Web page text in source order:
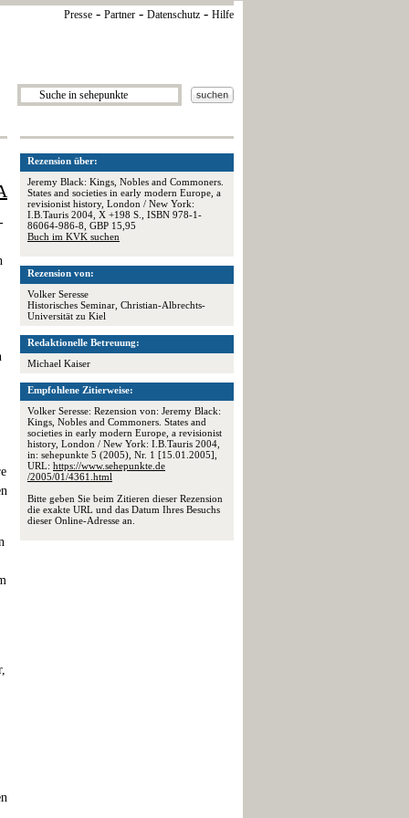
Presse - Partner - Datenschutz - Hilfe
Rezension über:
Jeremy Black: Kings, Nobles and Commoners.
States and societies in early modern Europe, a
revisionist history, London / New York:
I.B.Tauris 2004, X +198 S., ISBN 978-1-
86064-986-8, GBP 15,95
Buch im KVK suchen
Rezension von:
Volker Seresse
Historisches Seminar, Christian-Albrechts-
Universität zu Kiel
Redaktionelle Betreuung:
Michael Kaiser
Empfohlene Zitierweise:
Volker Seresse: Rezension von: Jeremy Black:
Kings, Nobles and Commoners. States and
societies in early modern Europe, a revisionist
history, London / New York: I.B.Tauris 2004,
in: sehepunkte 5 (2005), Nr. 1 [15.01.2005],
URL: https://www.sehepunkte.de
/2005/01/4361.html
Bitte geben Sie beim Zitieren dieser Rezension
die exakte URL und das Datum Ihres Besuchs
dieser Online-Adresse an.